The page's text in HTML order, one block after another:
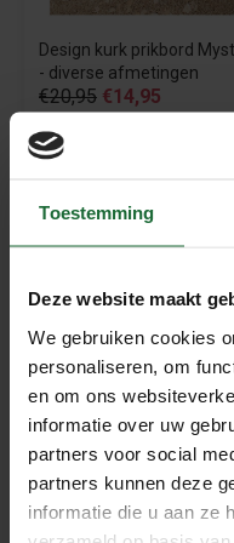
Toestemming
Deze website maakt
We gebruiken cookies
personaliseren, om
en om ons
informatie over uw
partners voor social
partners kunnen deze
informatie die u aan ze
Design kurk prikbord
- diverse afmetingen
€20,95 €14,95
Design kurk prikbord
Multicolor - diverse
afmetingen
€24,95